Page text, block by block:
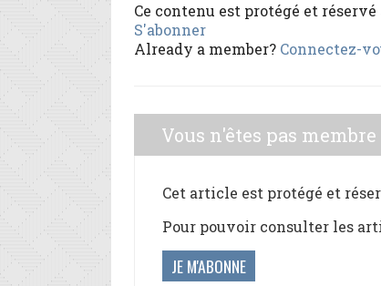
Ce contenu est protégé et
S'abonner
Already a member? Connectez-
Vous n'êtes pas membre
Cet article est protégé et
Pour pouvoir consulter les
JE M'ABONNE